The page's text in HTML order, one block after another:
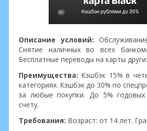
Описание условий:
Снятие наличных во всех
Бесплатные переводы на карты
Преимущества: Кэшбэк 15% в
категориях. Кэшбэк до 30% по
за любые покупки. До 5%
счету.
Требования: Возраст: от 14 лет.